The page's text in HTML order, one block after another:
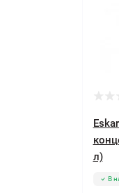
л)
В